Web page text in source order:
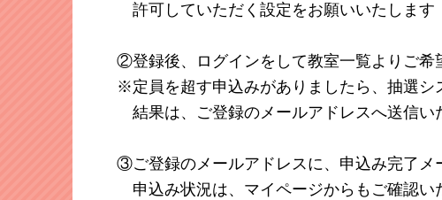
許可していただく設定をお願いいたします
②登録後、ログインをして教室一覧よりご希
※定員を超す申込みがありましたら、抽選シ
結果は、ご登録のメールアドレスへ送信い
③ご登録のメールアドレスに、申込み完了メ
申込み状況は、マイページからもご確認い